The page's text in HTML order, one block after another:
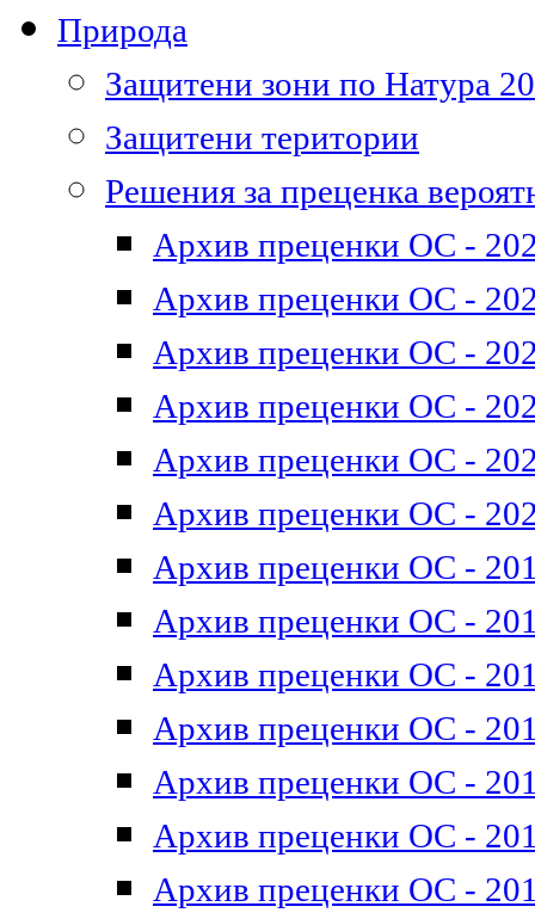
Природа
Защитени зони по Натура
Защитени територии
Решения за преценка
Архив преценки ОС -
Архив преценки ОС -
Архив преценки ОС -
Архив преценки ОС -
Архив преценки ОС -
Архив преценки ОС -
Архив преценки ОС -
Архив преценки ОС -
Архив преценки ОС -
Архив преценки ОС -
Архив преценки ОС -
Архив преценки ОС -
Архив преценки ОС -